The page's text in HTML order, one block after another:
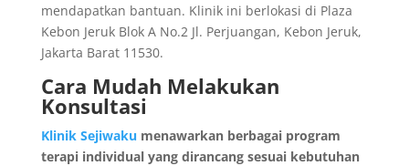
mendapatkan bantuan. Klinik ini berlokasi di Plaza
Kebon Jeruk Blok A No.2 Jl. Perjuangan, Kebon Jeruk,
Jakarta Barat 11530.
Cara Mudah Melakukan
Konsultasi
Klinik Sejiwaku menawarkan berbagai program
terapi individual yang dirancang sesuai kebutuhan